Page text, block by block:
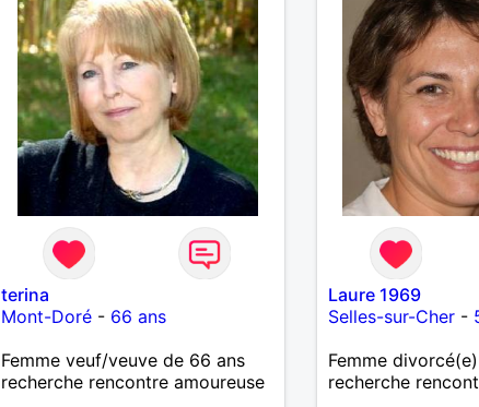
terina
Mont-Doré- 66 ans
Femme veuf/veuve de 66 ans
recherche rencontre amoureuse
Laure 1969
Selles-sur-Cher-
Femme
recherche